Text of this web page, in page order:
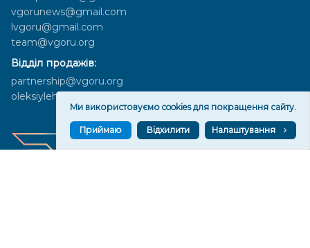
vgorunews@gmail.com
lvgoru@gmail.com
team@vgoru.org
Відділ продажів:
partnership@vgoru.org
oleksiylehen@vgoru.org
Ми використовуємо cookies для покращення сайту.
Приймаю Відхилити Налаштування